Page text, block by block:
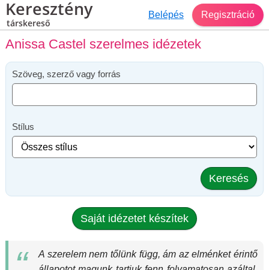
Keresztény
társkereső
Belépés Regisztráció
Anissa Castel szerelmes idézetek
Szöveg, szerző vagy forrás
Stílus
Keresés
Saját idézetet készítek
A szerelem nem tőlünk függ, ám az elménket érintő